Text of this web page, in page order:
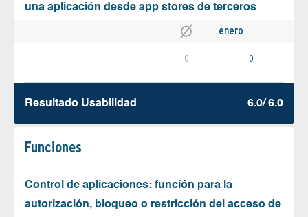
una aplicación desde app stores de terceros
enero
0 0
Resultado Usabilidad 6.0/ 6.0
Funciones
Control de aplicaciones: función para la
autorización, bloqueo o restricción del acceso de